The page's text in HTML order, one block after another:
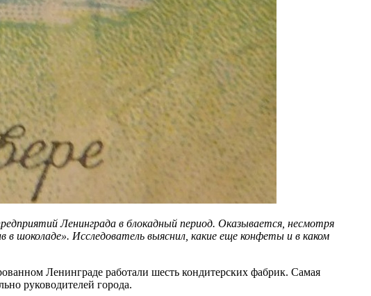
Ленинграда в блокадный период. Оказывается, несмотря
шоколаде». Исследователь выяснил, какие еще конфеты и в каком
Ленинграде работали шесть кондитерских фабрик. Самая
руководителей города.